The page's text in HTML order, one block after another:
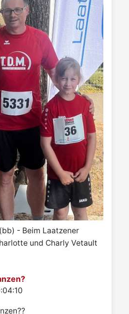
- Beim Laatzener
und Charly Vetault